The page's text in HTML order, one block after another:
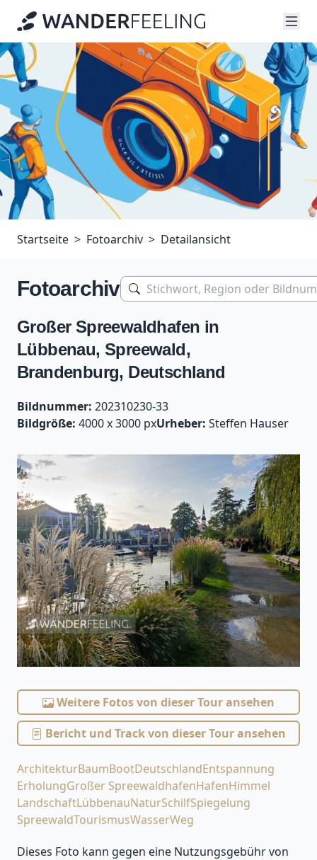
Startseite Fotoarchiv Detailansicht
Fotoarchiv
Großer Spreewaldhafen in
Lübbenau, Spreewald,
Brandenburg, Deutschland
Bildnummer: 202310230-33
Bildgröße: 4000 x 3000 pxUrheber: Steffen Hauser
Weitere Fotos von dieser Tour ansehen
Bericht und Track von dieser Tour ansehen
ArchitekturBaumBootDeutschlandEntspannung
ErholungGroßer SpreewaldhafenHafenHimmel
LandschaftLübbenauNaturSchilfSpiegelung
SpreewaldTourismusWasserWeg
Dieses Foto kann gegen eine Nutzungsgebühr von